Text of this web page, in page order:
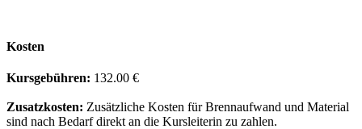
Kosten
Kursgebühren: 132.00 €
Zusatzkosten: Zusätzliche Kosten für Brennaufwand und Material
sind nach Bedarf direkt an die Kursleiterin zu zahlen.